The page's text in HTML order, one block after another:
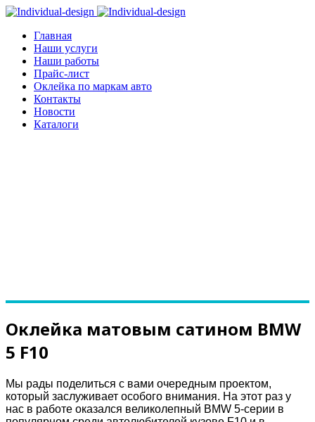
Главная
Наши услуги
Наши работы
Прайс-лист
Оклейка по маркам авто
Контакты
Новости
Каталоги
Оклейка матовым сатином BMW
5 F10
Мы рады поделиться с вами очередным проектом,
который заслуживает особого внимания. На этот раз у
нас в работе оказался великолепный BMW 5-серии в